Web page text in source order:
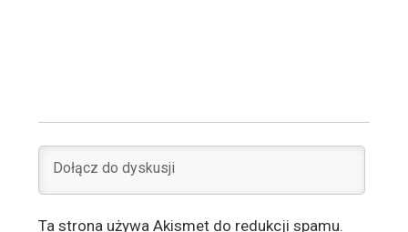
Ta strona używa Akismet do redukcji spamu.